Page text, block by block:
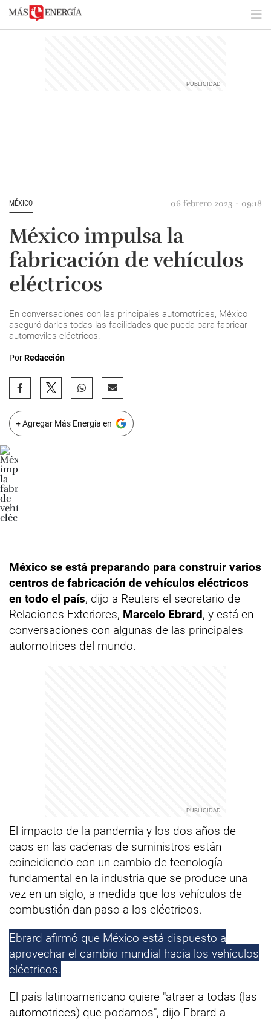
MÉXICO 06 febrero 2023 - 09:18
México impulsa la
fabricación de vehículos
eléctricos
En conversaciones con las principales automotrices, México
aseguró darles todas las facilidades que pueda para fabricar
automoviles eléctricos.
PorRedacción
+ Agregar Más Energía en
México se está preparando para construir varios
centros de fabricación de vehículos eléctricos
en todo el país, dijo a Reuters el secretario de
Relaciones Exteriores, Marcelo Ebrard, y está en
conversaciones con algunas de las principales
automotrices del mundo.
El impacto de la pandemia y los dos años de
caos en las cadenas de suministros están
coincidiendo con un cambio de tecnología
fundamental en la industria que se produce una
vez en un siglo, a medida que los vehículos de
combustión dan paso a los eléctricos.
Ebrard afirmó que México está dispuesto a
aprovechar el cambio mundial hacia los vehículos
eléctricos.
El país latinoamericano quiere "atraer a todas (las
automotrices) que podamos", dijo Ebrard a